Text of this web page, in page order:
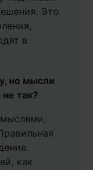
Это
в
но мысли
так?
как